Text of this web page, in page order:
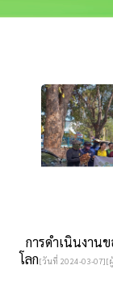
การดำเนินงาน
โลก[วันที่ 2024-03-07][